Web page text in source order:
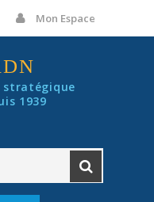
Mon Espace
stratégique
1939